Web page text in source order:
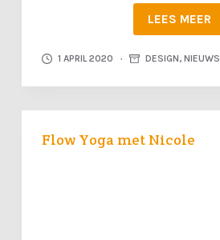
LEES MEER
1 APRIL 2020 DESIGN, NIEUWS
Flow Yoga met Nicole